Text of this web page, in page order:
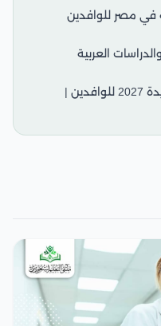
في مصر للوافدين
العربية
مصروفات جامعة المنصورة الجديدة 2027 للوافدين |